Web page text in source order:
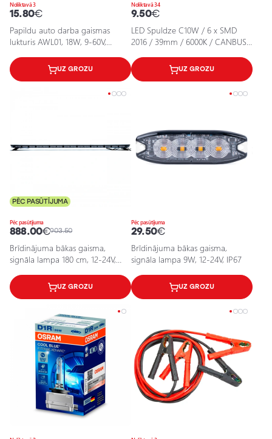
Noliktavā 3
15.80€
Papildu auto darba gaismas
lukturis AWL01, 18W, 9-60V,
UZ GROZU
Noliktavā 34
9.50€
LED Spuldze C10W / 6 x SMD
2016 / 39mm / 6000K / CANBUS /
2125
UZ GROZU
Pēc pasūtījuma
PĒC PASŪTĪJUMA
888.00€903.50
Brīdinājuma bākas gaisma,
signāla lampa 180 cm, 12-24V,
UZ GROZU
Pēc pasūtījuma
29.50€
Brīdinājuma bākas gaisma,
signāla lampa 9W, 12-24V, IP67
UZ GROZU